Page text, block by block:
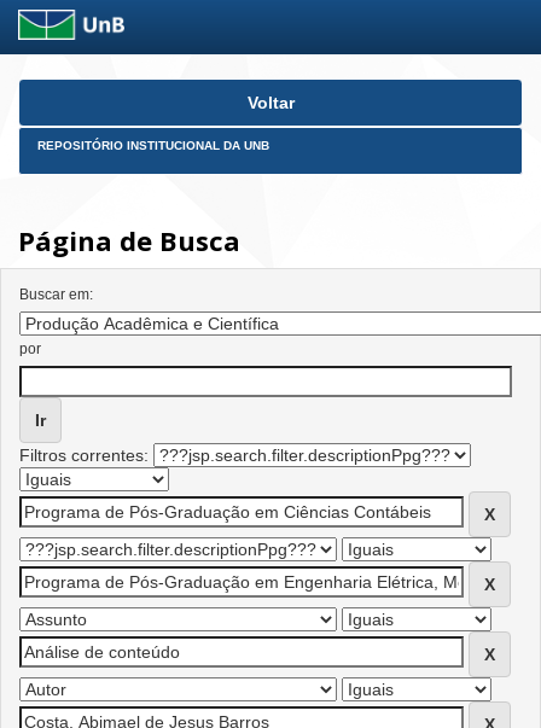
Skip
Voltar
REPOSITÓRIO INSTITUCIONAL DA UNB
Página de Busca
Buscar em:
por
Filtros correntes: